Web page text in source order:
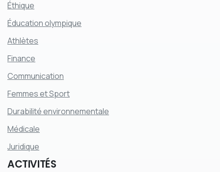
Éthique
Éducation olympique
Athlètes
Finance
Communication
Femmes et Sport
Durabilité environnementale
Médicale
Juridique
ACTIVITÉS